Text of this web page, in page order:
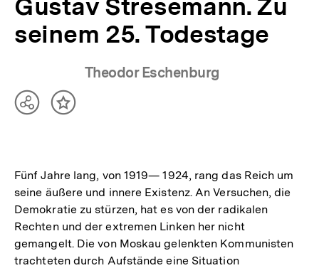
Gustav Stresemann. Zu
seinem 25. Todestage
Theodor Eschenburg
TeilenInhalt
Fünf Jahre lang, von 1919— 1924, rang das Reich um
seine äußere und innere Existenz. An Versuchen, die
Demokratie zu stürzen, hat es von der radikalen
Rechten und der extremen Linken her nicht
gemangelt. Die von Moskau gelenkten Kommunisten
trachteten durch Aufstände eine Situation